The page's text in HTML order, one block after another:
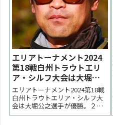
エリアトーナメント2024
第18戦白州トラウトエリ
ア・シルフ大会は大堀公
之選手が優勝【大会結
果】
エリアトーナメント2024第18戦
白州トラウトエリア・シルフ大
会は大堀公之選手が優勝。２位
は末木美保選手、姫野瑠衣選手